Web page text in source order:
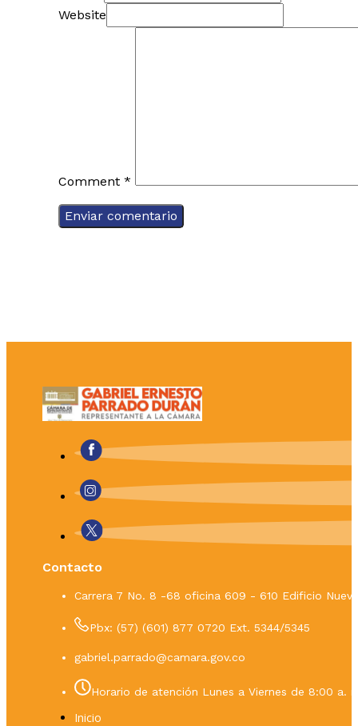
Website
Comment *
Contacto
Carrera 7 No. 8 -68 oficina 609 - 610 Edificio
Pbx: (57) (601) 877 0720 Ext. 5344/5345
gabriel.parrado@camara.gov.co
Horario de atención Lunes a Viernes de 8:00 a.
Inicio